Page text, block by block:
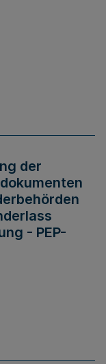
der
- PEP-